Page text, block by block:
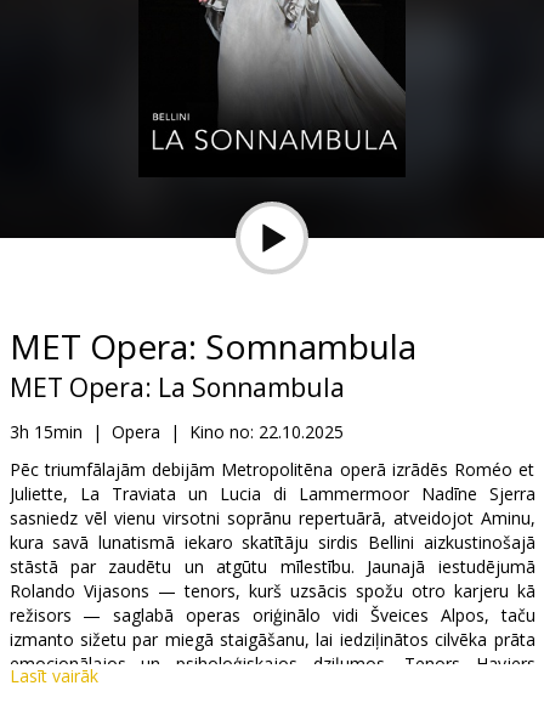
B2B
Kino
Klubs
MET Opera: Somnambula
MET Opera: La Sonnambula
3h 15min | Opera | Kino no: 22.10.2025
Pēc triumfālajām debijām Metropolitēna operā izrādēs Roméo et
Juliette, La Traviata un Lucia di Lammermoor Nadīne Sjerra
sasniedz vēl vienu virsotni soprānu repertuārā, atveidojot Aminu,
kura savā lunatismā iekaro skatītāju sirdis Bellini aizkustinošajā
stāstā par zaudētu un atgūtu mīlestību. Jaunajā iestudējumā
Rolando Vijasons — tenors, kurš uzsācis spožu otro karjeru kā
režisors — saglabā operas oriģinālo vidi Šveices Alpos, taču
izmanto sižetu par miegā staigāšanu, lai iedziļinātos cilvēka prāta
emocionālajos un psiholoģiskajos dziļumos. Tenors Havjers
Anduaga atgriežas pēc augsti novērtētās debijas Metā 2023. gadā
Lasīt vairāk